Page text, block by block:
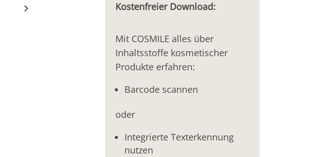
Kostenfreier Download:
Mit COSMILE alles über
Inhaltsstoffe kosmetischer
Produkte erfahren:
Barcode scannen
oder
Integrierte Texterkennung
nutzen